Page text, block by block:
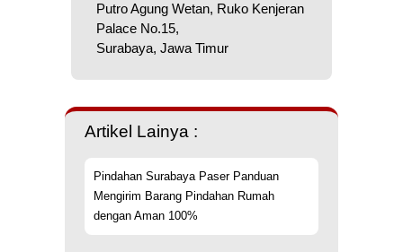
Putro Agung Wetan, Ruko Kenjeran
Palace No.15,
Surabaya, Jawa Timur
Artikel Lainya :
Pindahan Surabaya Paser Panduan
Mengirim Barang Pindahan Rumah
dengan Aman 100%